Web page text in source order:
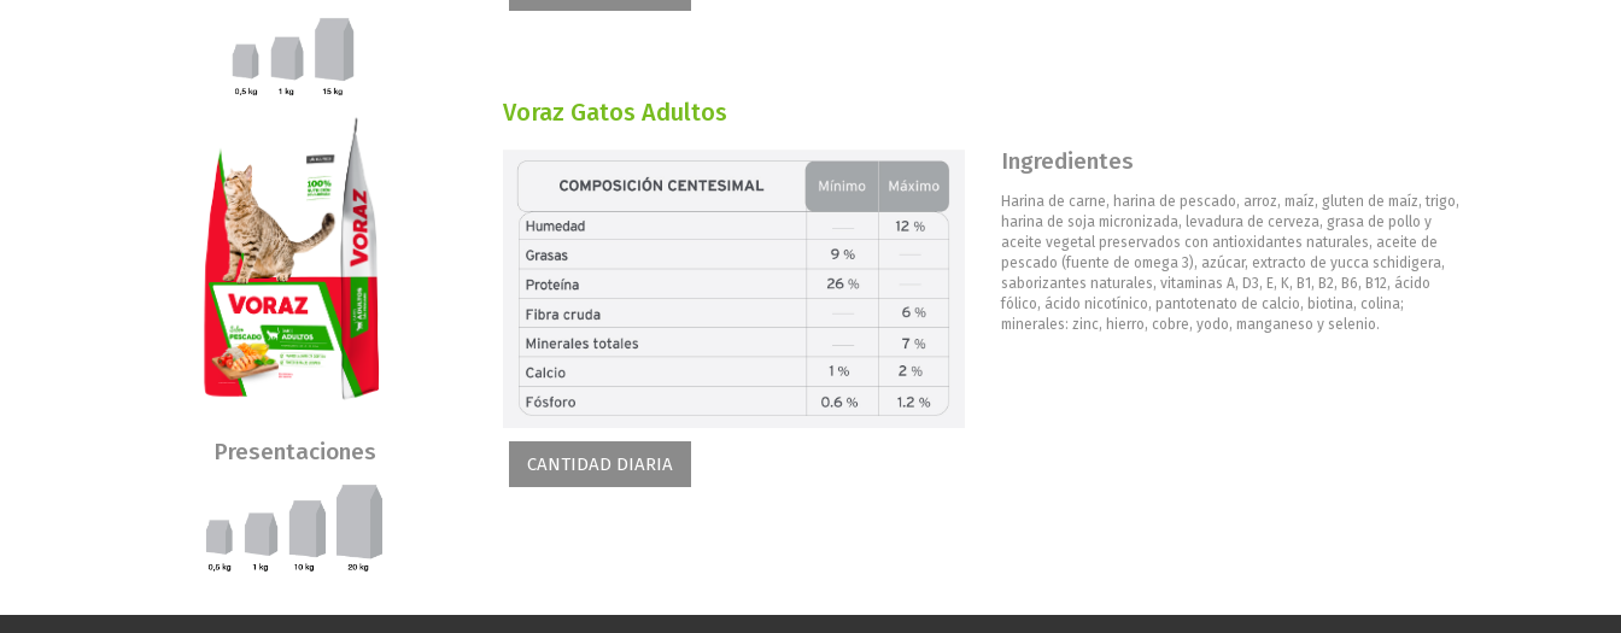
Voraz Gatos Adultos
Ingredientes
Harina de carne, harina de pescado, arroz, maíz, gluten de maíz, trigo,
harina de soja micronizada, levadura de cerveza, grasa de pollo y
aceite vegetal preservados con antioxidantes naturales, aceite de
pescado (fuente de omega 3), azúcar, extracto de yucca schidigera,
saborizantes naturales, vitaminas A, D3, E, K, B1, B2, B6, B12, ácido
fólico, ácido nicotínico, pantotenato de calcio, biotina, colina;
minerales: zinc, hierro, cobre, yodo, manganeso y selenio.
Presentaciones CANTIDAD DIARIA